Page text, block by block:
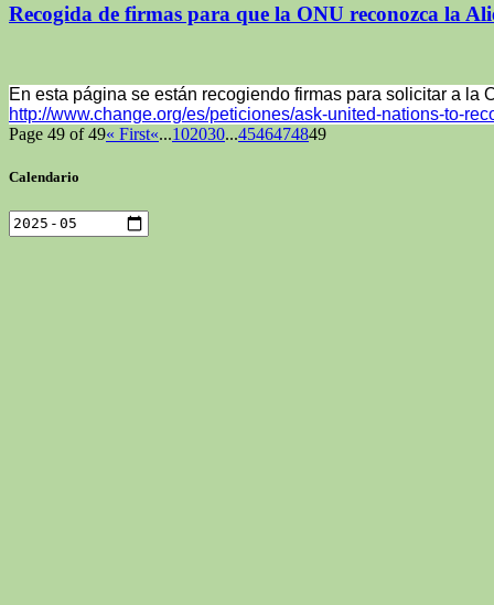
Recogida de firmas para que la ONU reconozca la
En esta página se están recogiendo firmas para solicitar a
http://www.change.org/es/peticiones/ask-united-nations-to-
Page 49 of 49« First«...102030...4546474849
Calendario